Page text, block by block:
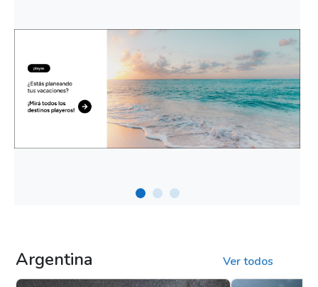
Argentina Ver todos